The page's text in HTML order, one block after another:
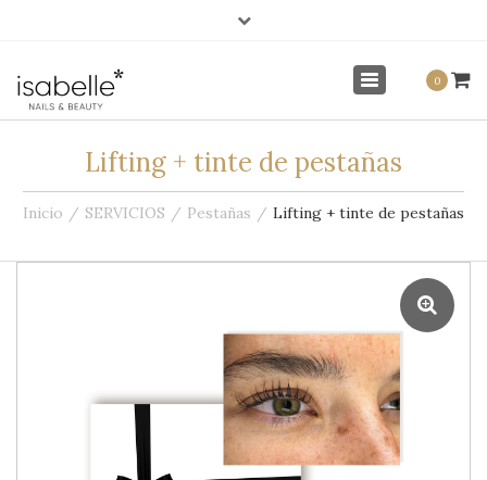
0
Toggle
navigation
Lifting + tinte de pestañas
Inicio SERVICIOS Pestañas Lifting + tinte de pestañas